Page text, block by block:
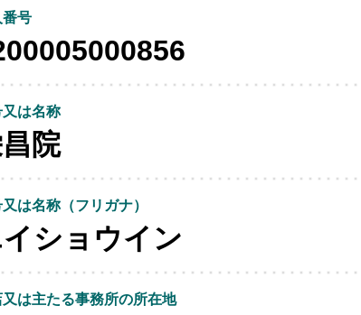
号
は名称
院
は名称（フリガナ）
ショウイン
は主たる事務所の所在地